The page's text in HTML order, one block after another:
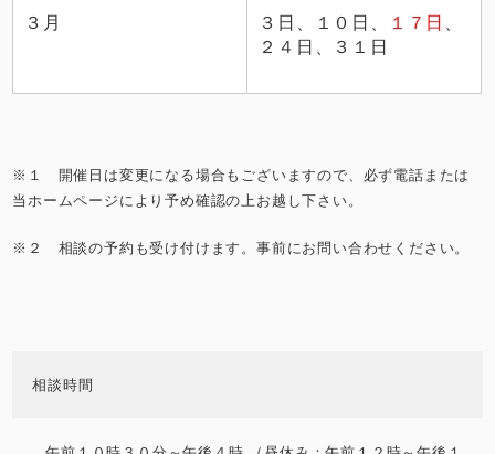
３月 ３日、１０日、 １７日
２４日、３１日
※１ 開催日は変更になる場合もございますので、必ず電話または
当ホームページにより予め確認の上お越し下さい。
※２ 相談の予約も受け付けます。事前にお問い合わせください。
相談時間